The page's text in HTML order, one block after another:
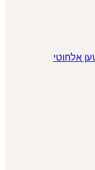
אלחוטי